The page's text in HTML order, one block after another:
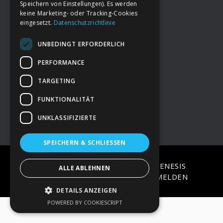
FooterDeine Spende
→ Impressum
→Kontakt zum PAO Team
COPYRIGHT © 2026 · ON
GENESIS
FRAMEWORK·WORDPRESS·ANMELDEN
Speichern von Einstellungen). Es werden
keine Marketing- oder Tracking-Cookies
eingesetzt. Datenschutzrichtlinie
UNBEDINGT ERFORDERLICH
PERFORMANCE
TARGETING
FUNKTIONALITÄT
UNKLASSIFIZIERTE
SPEICHERN & SCHLIESSEN
ALLE ABLEHNEN
DETAILS ANZEIGEN
POWERED BY COOKIESCRIPT